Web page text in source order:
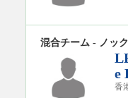
混合チーム - ノッ
e
香